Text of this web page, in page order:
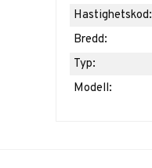
Hastighetskod:
Bredd:
Typ:
Modell: